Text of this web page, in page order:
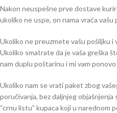
Nakon neuspešne prve dostave
ukoliko ne uspe, on nama vraća vašu
Ukoliko ne preuzmete vašu pošiljku i
Ukoliko smatrate da je vaša greška
nam duplu poštarinu i mi vam
Ukoliko nam se vrati paket zbog
poručivanja, bez daljnjeg objašnjenja
“crnu listu” kupaca koji u narednom